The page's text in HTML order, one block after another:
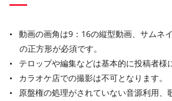
動画の画角は9：16の縦型動画、サムネ
の正方形が必須です。
テロップや編集などは基本的に投稿者様
カラオケ店での撮影は不可となります。
原盤権の処理がされていない音源利用、